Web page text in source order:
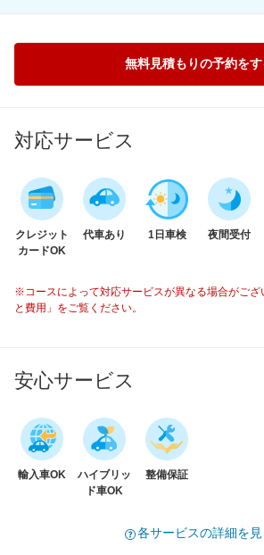
無料見積もりの予約をす
対応サービス
クレジット
カードOK
代車あり 1日車検 夜間受付
※コースによって対応サービスが異なる場合がござ
と費用」をご覧ください。
安心サービス
輸入車OK
ハイブリッ
ド車OK
整備保証
各サービスの詳細を見